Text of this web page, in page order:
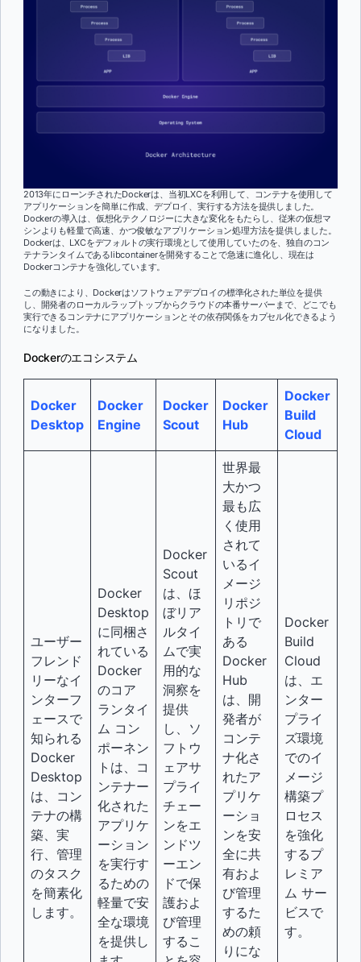
2013年にローンチされたDockerは、当初LXCを利用して、コンテナを使用して
アプリケーションを簡単に作成、デプロイ、実行する方法を提供しました。
Dockerの導入は、仮想化テクノロジーに大きな変化をもたらし、従来の仮想マ
シンよりも軽量で高速、かつ俊敏なアプリケーション処理方法を提供しました。
Dockerは、LXCをデフォルトの実行環境として使用していたのを、独自のコン
テナランタイムであるlibcontainerを開発することで急速に進化し、現在は
Dockerコンテナを強化しています。
この動きにより、Dockerはソフトウェアデプロイの標準化された単位を提供
し、開発者のローカルラップトップからクラウドの本番サーバーまで、どこでも
実行できるコンテナにアプリケーションとその依存関係をカプセル化できるよう
になりました。
Dockerのエコシステム
Docker
Desktop
Docker
Engine
Docker
Scout
Docker
Hub
Docker
Build
Cloud
ユーザー
フレンド
リーなイ
ンターフ
ェースで
知られる
Docker
Desktop
は、コン
テナの構
築、実
行、管理
のタスク
を簡素化
します。
Docker
Desktop
に同梱さ
れている
Docker
のコア
ランタイ
ム コン
ポーネン
トは、コ
ンテナー
化された
アプリケ
ーション
を実行す
るための
軽量で安
全な環境
を提供し
Docker
Scout
は、ほ
ぼリア
ルタイ
ムで実
用的な
洞察を
提供
し、ソ
フトウ
ェアサ
プライ
チェー
ンをエ
ンドツ
ーエン
ドで保
護およ
び管理
するこ
世界最
大かつ
最も広
く使用
されて
いるイ
メージ
リポジ
トリで
ある
Docker
Hub
は、開
発者が
コンテ
ナ化さ
れたア
プリケ
ーショ
ンを安
全に共
有およ
び管理
するた
めの頼
りにな
Docker
Build
Cloud
は、エ
ンター
プライ
ズ環境
でのイ
メージ
構築プ
ロセス
を強化
するプ
レミア
ム サー
ビスで
す。